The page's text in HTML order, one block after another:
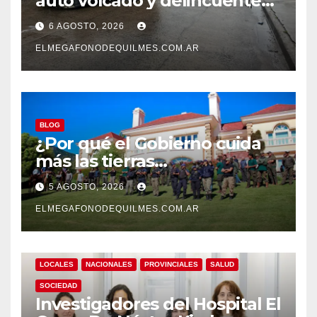
detenidos en San Francisco
Solano
6 AGOSTO, 2026
ELMEGAFONODEQUILMES.COM.AR
BLOG
¿Por qué el Gobierno cuida
más las tierras
extranjerizadas que el
patrimonio de todos los
argentinos?
5 AGOSTO, 2026
ELMEGAFONODEQUILMES.COM.AR
LOCALES NACIONALES PROVINCIALES SALUD
SOCIEDAD
Investigadores del Hospital El